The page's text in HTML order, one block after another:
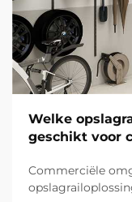
Welke
geschikt voor
Commerciële